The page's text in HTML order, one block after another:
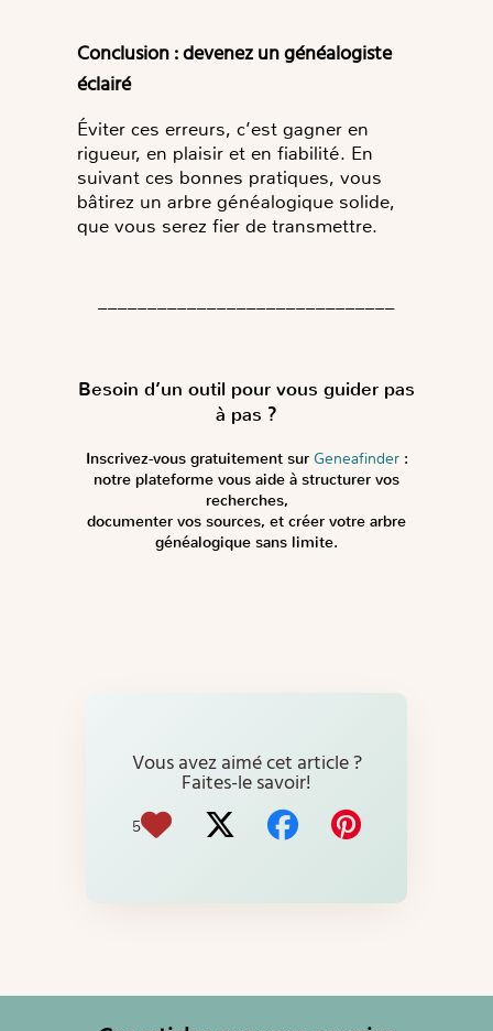
Conclusion : devenez un généalogiste
éclairé
Éviter ces erreurs, c’est gagner en
rigueur, en plaisir et en fiabilité. En
suivant ces bonnes pratiques, vous
bâtirez un arbre généalogique solide,
que vous serez fier de transmettre.
Besoin d’un outil pour vous guider pas
à pas ?
Inscrivez-vous gratuitement sur Geneafinder:
notre plateforme vous aide à structurer vos
recherches,
documenter vos sources, et créer votre arbre
généalogique sans limite.
Vous avez aimé cet article ?
Faites-le savoir!
5